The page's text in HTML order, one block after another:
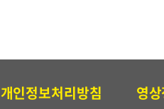
개인정보처리방침 영